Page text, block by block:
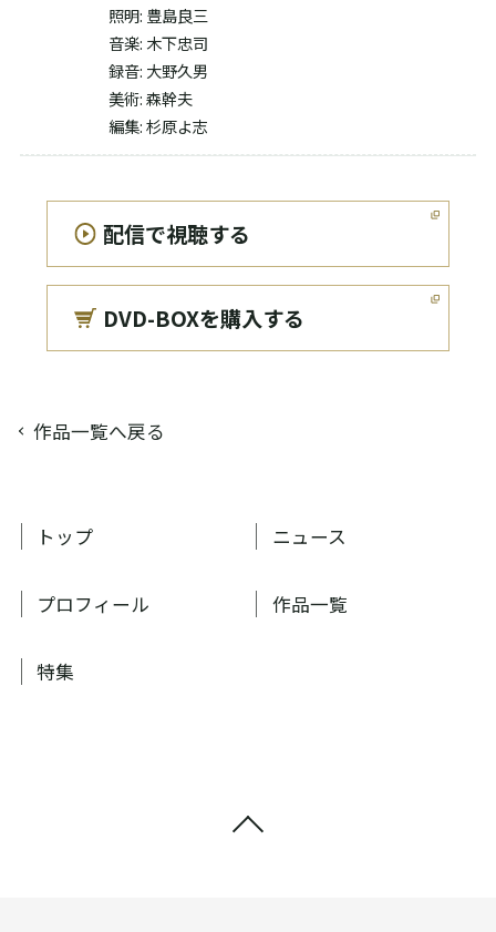
照明: 豊島良三
音楽: 木下忠司
録音: 大野久男
美術: 森幹夫
編集: 杉原よ志
配信で視聴する
DVD-BOXを購入する
作品一覧へ戻る
トップ ニュース
プロフィール 作品一覧
特集